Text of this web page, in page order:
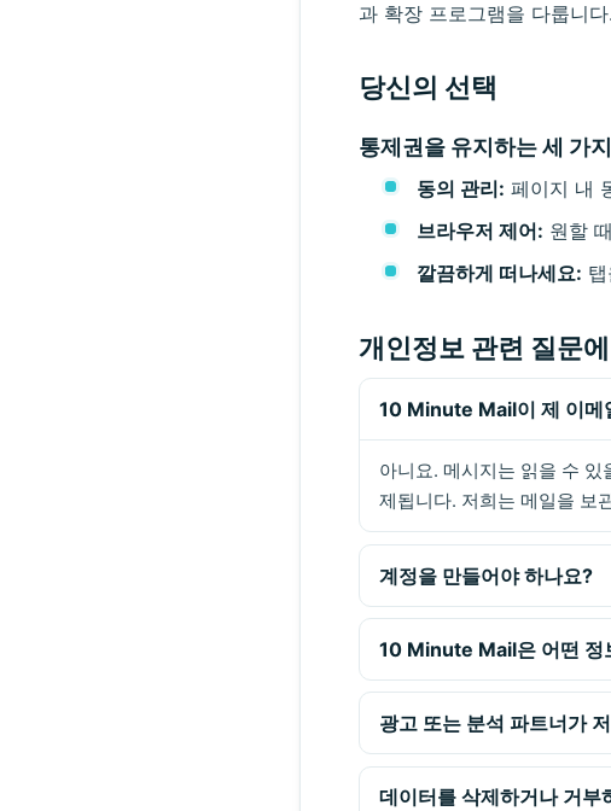
과 확장 프로그램을 다룹니다.
당신의 선택
통제권을 유지하는 세 가
동의 관리: 페이지 내
브라우저 제어: 원할
깔끔하게 떠나세요:
개인정보 관련 질문
10 Minute Mail이 제 이메
아니요. 메시지는 읽을 수
제됩니다. 저희는 메일을 보
계정을 만들어야 하나요?
10 Minute Mail은 어떤 정
광고 또는 분석 파트너가
데이터를 삭제하거나 거부